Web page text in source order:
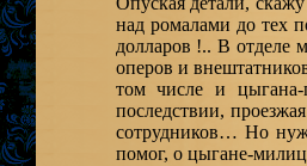
над ромалами до тех
долларов !.. В отделе
оперов и
том числе и
последствии,
сотрудников… Но
помог, о цыгане-